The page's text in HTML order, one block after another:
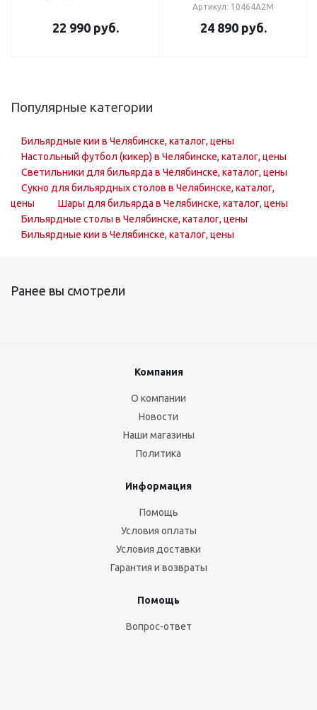
22 990руб.
Артикул: 10464A2M
24 890руб.
Популярные категории
Бильярдные кии в Челябинске, каталог, цены
Настольный футбол (кикер) в Челябинске, каталог, цены
Светильники для бильярда в Челябинске, каталог, цены
Сукно для бильярдных столов в Челябинске, каталог,
цены
Шары для бильярда в Челябинске, каталог, цены
Бильярдные столы в Челябинске, каталог, цены
Бильярдные кии в Челябинске, каталог, цены
Ранее вы смотрели
Компания
О компании
Новости
Наши магазины
Политика
Информация
Помощь
Условия оплаты
Условия доставки
Гарантия и возвраты
Помощь
Вопрос-ответ